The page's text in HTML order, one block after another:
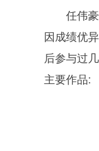
任伟
因成绩优
后参与过
主要作品: